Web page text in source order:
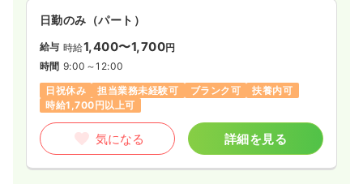
日勤のみ（パート）
給与 時給1,400〜1,700円
時間 9:00～12:00
日祝休み
担当業務未経験可 ブランク可
扶養内可
時給1,700円以上可
気になる 詳細を見る